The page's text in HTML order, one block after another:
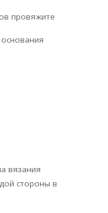
провяжите
вязания
стороны в